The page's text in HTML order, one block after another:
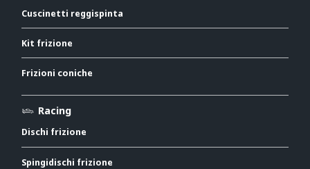
Cuscinetti reggispinta
Kit frizione
Frizioni coniche
Racing
Dischi frizione
Spingidischi frizione